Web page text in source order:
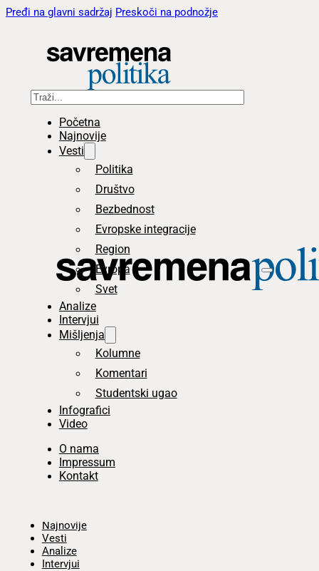
Pređi na glavni sadržaj Preskoči na podnožje
Pretraga
Početna
Najnovije
Vesti
Politika
Društvo
Bezbednost
Evropske integracije
Region
Evropa
Svet
Analize
Intervjui
Mišljenja
Kolumne
Komentari
Studentski ugao
Infografici
Video
O nama
Impressum
Kontakt
Najnovije
Vesti
Analize
Intervjui